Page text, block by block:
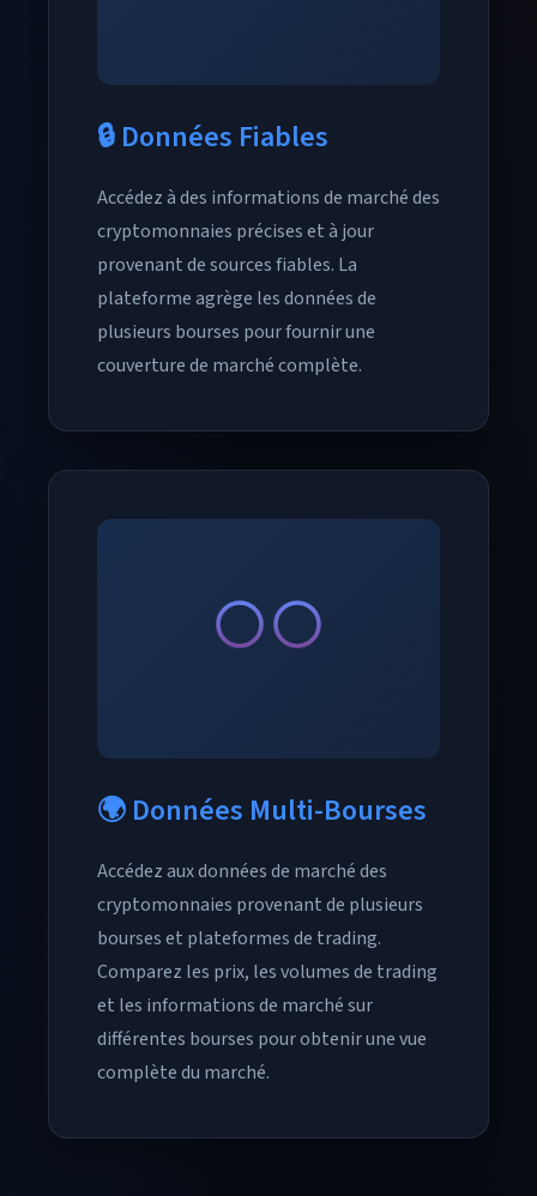
🔒 Données Fiables
Accédez à des informations de marché des
cryptomonnaies précises et à jour
provenant de sources fiables. La
plateforme agrège les données de
plusieurs bourses pour fournir une
couverture de marché complète.
🌍 Données Multi-Bourses
Accédez aux données de marché des
cryptomonnaies provenant de plusieurs
bourses et plateformes de trading.
Comparez les prix, les volumes de trading
et les informations de marché sur
différentes bourses pour obtenir une vue
complète du marché.